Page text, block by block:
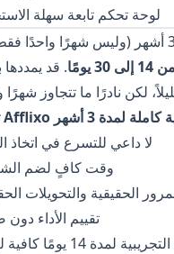
لوحة تحكم تابعة سهلة
من 14 إلى 30 يومًا
. قد
لا داعي للتسرع في اتخاذ
وقت كافٍ لضم
الحقيقية والتحويلات
تقييم الأداء
تستغرق برامج التسويق بالعمولة وقتًا لاكتساب الزخم. غالبًا لا تكون النسخة